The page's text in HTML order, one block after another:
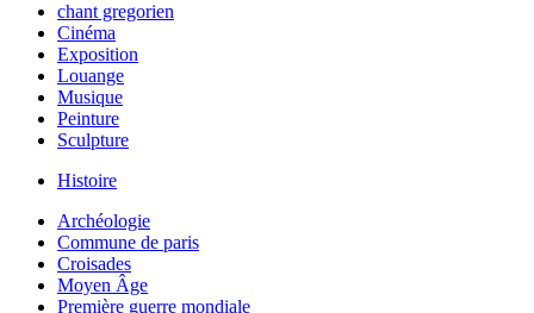
chant gregorien
Cinéma
Exposition
Louange
Musique
Peinture
Sculpture
Histoire
Archéologie
Commune de paris
Croisades
Moyen Âge
Première guerre mondiale